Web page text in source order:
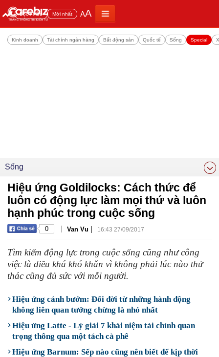
Đọc nhiều Mới nhất AA
Kinh doanh Tài chính ngân hàng Bất động sản Quốc tế Sống Special
Sống
Hiệu ứng Goldilocks: Cách thức để
luôn có động lực làm mọi thứ và luôn
hạnh phúc trong cuộc sống
0 | Van Vu | 16:43 27/09/2017
Tìm kiếm động lực trong cuộc sống cũng như công
việc là điều khá khó khăn vì không phải lúc nào thử
thác cũng đủ sức với mỗi người.
Hiệu ứng cánh bướm: Đổi đời từ những hành động
không liên quan tưởng chừng là nhỏ nhất
Hiệu ứng Latte - Lý giải 7 khái niệm tài chính quan
trọng thông qua một tách cà phê
Hiệu ứng Barnum: Sếp nào cũng nên biết để kịp thời